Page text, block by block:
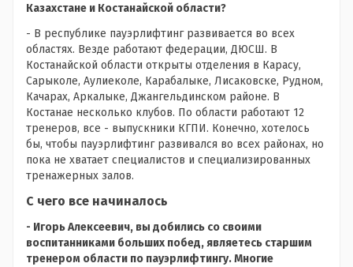
Казахстане и Костанайской области?
- В республике пауэрлифтинг развивается во всех
областях. Везде работают федерации, ДЮСШ. В
Костанайской области открыты отделения в Карасу,
Сарыколе, Аулиеколе, Карабалыке, Лисаковске, Рудном,
Качарах, Аркалыке, Джангельдинском районе. В
Костанае несколько клубов. По области работают 12
тренеров, все - выпускники КГПИ. Конечно, хотелось
бы, чтобы пауэрлифтинг развивался во всех районах, но
пока не хватает специалистов и специализированных
тренажерных залов.
С чего все начиналось
- Игорь Алексеевич, вы добились со своими
воспитанниками больших побед, являетесь старшим
тренером области по пауэрлифтингу. Многие